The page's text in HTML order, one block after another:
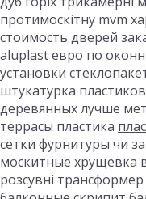
протимоскітну mvm
стоимость дверей
aluplast евро по
установки
штукатурка
деревянных лучше
террасы пластика
сетки фурнитуры чи
москитные хрущевка
розсувні